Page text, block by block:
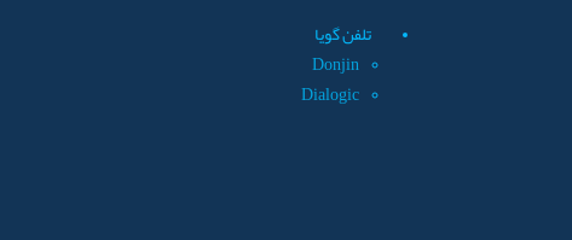
تلفن گويا
Donjin
Dialogic